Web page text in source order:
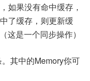
如果没有命中缓存，
了缓存，则更新缓
这是一个同步操作）
其中的Memory你可